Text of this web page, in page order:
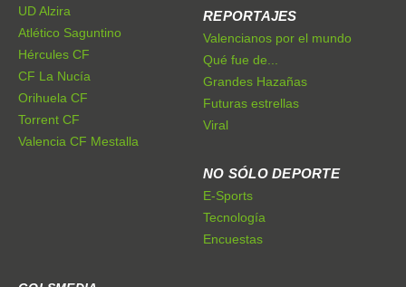
UD Alzira
Atlético Saguntino
Hércules CF
CF La Nucía
Orihuela CF
Torrent CF
Valencia CF Mestalla
REPORTAJES
Valencianos por el mundo
Qué fue de...
Grandes Hazañas
Futuras estrellas
Viral
NO SÓLO DEPORTE
E-Sports
Tecnología
Encuestas